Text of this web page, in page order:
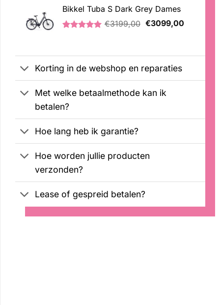
4.76
op 5
gebaseerd
op
klantbeoordelingen
€2099,00.
Bikkel Tuba S Dark Grey Dames
klantbeoordeling
€3199,00 Oorspronkelijke
€3099,00Huidige
Korting in de webshop en reparaties
Met welke betaalmethode kan ik
betalen?
Hoe lang heb ik garantie?
Hoe worden jullie producten
verzonden?
Lease of gespreid betalen?